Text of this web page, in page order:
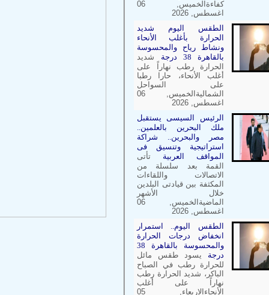
اغسطس, 2026
الطقس اليوم شديد
الحرارة بأغلب الأنحاء
ونشاط رياح والمحسوسة
بالقاهرة 38 درجة
شديد
الحرارة رطب نهاراً على
أغلب الأنحاء، حارا رطبا
على السواحل
اغسطس, 2026
الرئيس السيسى يستقبل
ملك البحرين بالعلمين..
مصر والبحرين.. شراكة
استراتيجية وتنسيق فى
المواقف العربية
تأتى
القمة بعد سلسلة من
الاتصالات واللقاءات
المكثفة بين قيادتى البلدين
خلال الأشهر
اغسطس, 2026
الطقس اليوم.. استمرار
انخفاض درجات الحرارة
والمحسوسة بالقاهرة 38
درجة
يسود طقس مائل
للحرارة رطب في الصباح
الباكر، شديد الحرارة رطب
نهاراً على أغلب